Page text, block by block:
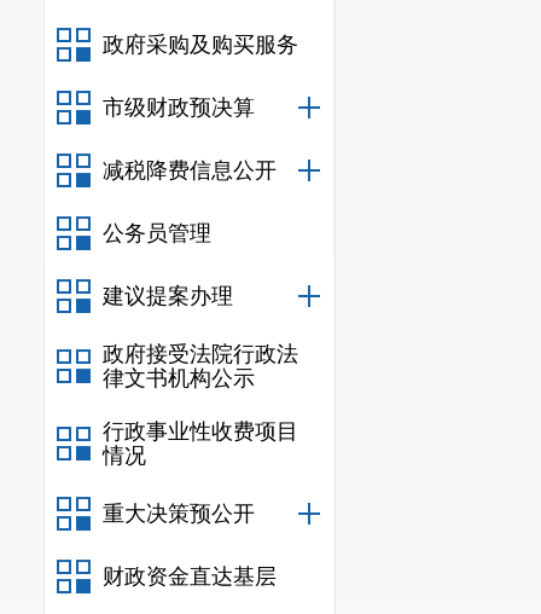
政府采购及购买服务
市级财政预决算
减税降费信息公开
公务员管理
建议提案办理
政府接受法院行政法
律文书机构公示
行政事业性收费项目
情况
重大决策预公开
财政资金直达基层